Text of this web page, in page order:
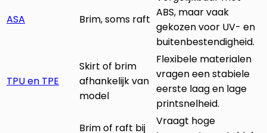
ASA Brim, soms raft
ABS, maar vaak
gekozen voor UV- en
buitenbestendigheid.
TPU en TPE
Skirt of brim
afhankelijk van
model
Flexibele materialen
vragen een stabiele
eerste laag en lage
printsnelheid.
Brim of raft bij
Vraagt hoge